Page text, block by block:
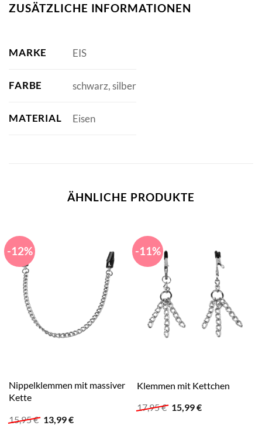
ZUSÄTZLICHE INFORMATIONEN
MARKE EIS
FARBE schwarz, silber
MATERIAL Eisen
ÄHNLICHE PRODUKTE
-12%
Nippelklemmen mit massiver
Kette
15,95€ Ursprünglicher
Preis
13,99€Aktueller
-11%
Klemmen mit Kettchen
17,95€ Ursprünglicher
15,99€Aktueller